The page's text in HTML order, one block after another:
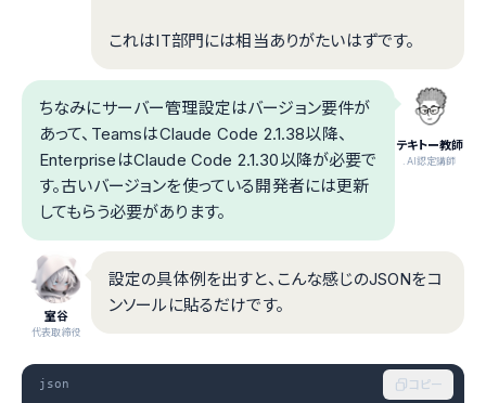
これはIT部門には相当ありがたいはずです。
テキトー教師
.AI認定講師
ちなみにサーバー管理設定はバージョン要件が
あって、TeamsはClaude Code 2.1.38以降、
EnterpriseはClaude Code 2.1.30以降が必要で
す。古いバージョンを使っている開発者には更新
してもらう必要があります。
室谷
代表取締役
設定の具体例を出すと、こんな感じのJSONをコ
ンソールに貼るだけです。
json コピー